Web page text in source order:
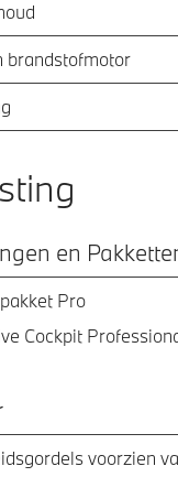
brandstofmotor
en
Pro
Cockpit
voorzien